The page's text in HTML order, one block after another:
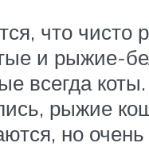
что
и рыжие-
всегда
рыжие
но очень